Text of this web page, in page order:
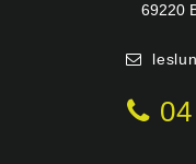
69220